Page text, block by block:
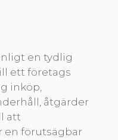
en tydlig
ett företags
inköp,
åtgärder
att
en förutsägbar